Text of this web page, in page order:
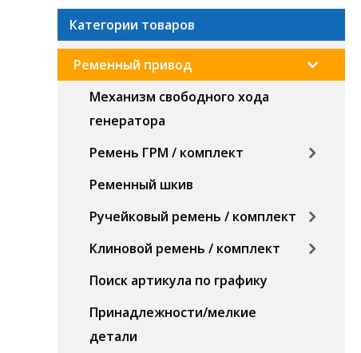
Категории товаров
Ременный привод
Механизм свободного хода
генератора
Ремень ГРМ / комплект
Ременный шкив
Ручейковый ремень / комплект
Клиновой ремень / комплект
Поиск артикула по графику
Принадлежности/мелкие
детали